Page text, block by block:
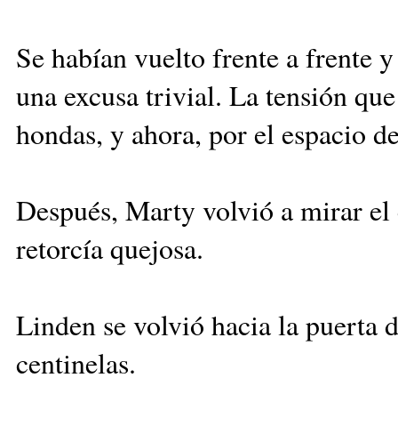
Se habían vuelto frente a frente
una excusa trivial. La tensión
hondas, y ahora, por el espacio
Después, Marty volvió a mirar el
retorcía quejosa.
Linden se volvió hacia la puerta
centinelas.